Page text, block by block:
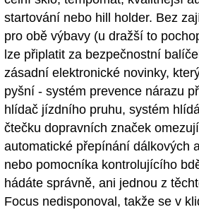
startování nebo hill holder. Bez
pro obě výbavy (u dražší to
lze připlatit za bezpečnostní
zásadní elektronické novinky,
pyšní - systém prevence nárazu
hlídač jízdního pruhu, systém
čtečku dopravních značek
automatické přepínání dálkových
nebo pomocníka kontrolujícího
hádáte správně, ani jednou z
Focus nedisponoval, takže se v